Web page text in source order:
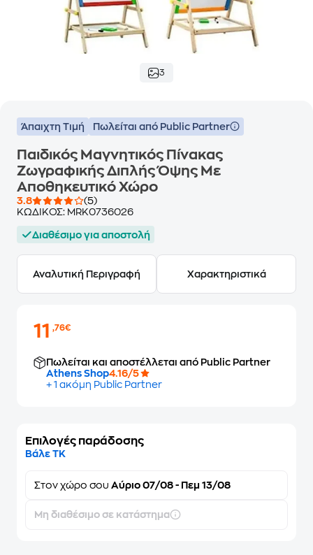
3
Άπαιχτη Τιμή Πωλείται από Public Partner
Παιδικός Μαγνητικός Πίνακας
Ζωγραφικής Διπλής Όψης Με
Αποθηκευτικό Χώρο
3.8
(5)
ΚΩΔΙΚΟΣ: MRK0736026
Διαθέσιμο για αποστολή
Αναλυτική Περιγραφή Χαρακτηριστικά
11,76€
Πωλείται και αποστέλλεται από Public Partner
Athens Shop4.16/5
+ 1 ακόμη Public Partner
Επιλογές παράδοσης
Βάλε ΤΚ
Στον χώρο σου Αύριο 07/08 - Πεμ 13/08
Μη διαθέσιμο σε κατάστημα